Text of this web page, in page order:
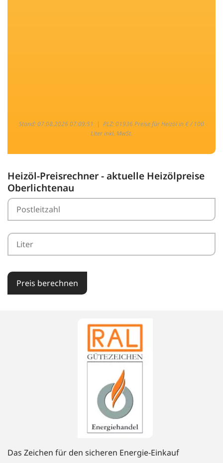
Stand: 07.08.2026 07:09:51 | PLZ: 01936 Preise für Heizöl in € / 100
Liter inkl. MwSt.
Heizöl-Preisrechner - aktuelle Heizölpreise
Oberlichtenau
Preis berechnen
Das Zeichen für den sicheren Energie-Einkauf